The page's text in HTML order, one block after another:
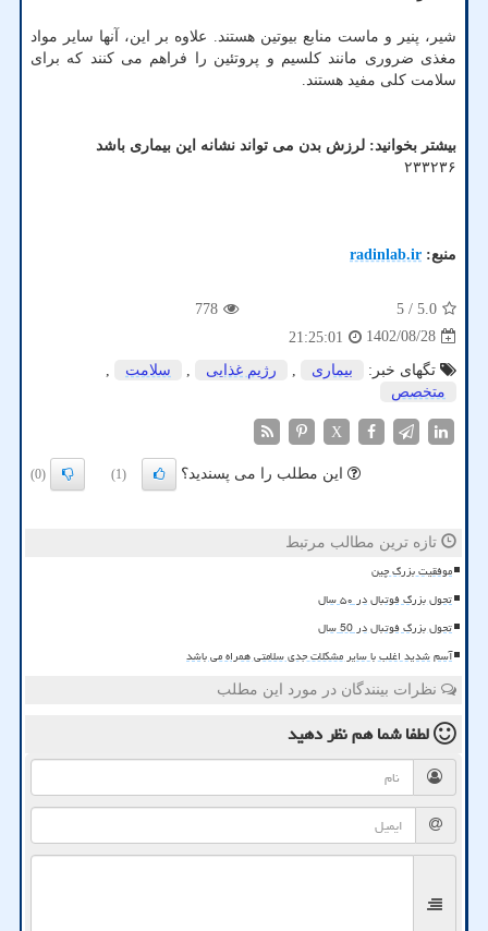
شیر، پنیر و ماست منابع بیوتین هستند. علاوه بر این، آنها سایر مواد
مغذی ضروری مانند کلسیم و پروتئین را فراهم می کنند که برای
سلامت کلی مفید هستند.
بیشتر بخوانید: لرزش بدن می تواند نشانه این بیماری باشد
۲۳۳۲۳۶
منبع: radinlab.ir
5.0
/ 5
778
1402/08/28
21:25:01
تگهای خبر:
بیماری , رژیم غذایی , سلامت
,
متخصص
X
این مطلب را می پسندید؟ (1)
(0)
تازه ترین مطالب مرتبط
موفقیت بزرگ چین
تحول بزرگ فوتبال در ۵۰ سال
تحول بزرگ فوتبال در 50 سال
آسم شدید اغلب با سایر مشکلات جدی سلامتی همراه می باشد
نظرات بینندگان در مورد این مطلب
لطفا شما همنظر دهید